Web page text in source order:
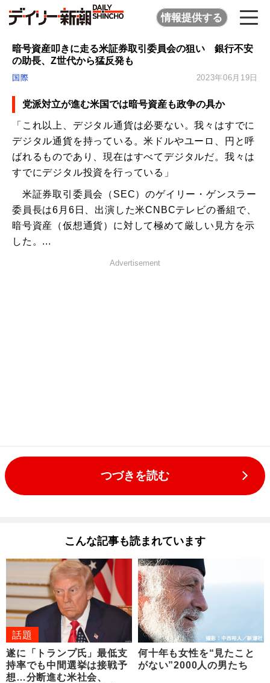
情報提供する
暗号資産叩きに走る米証券取引委員会の狙い 銀行不安
の助長、Z世代から猛反発も
国際 2023年06月19日
党派対立が進む米国では暗号資産も政争の具か
「これ以上、デジタル通貨は必要ない。我々はすでに
デジタル通貨を持っている。米ドルやユーロ、円と呼
ばれるものであり、現在はすべてデジタルだ。我々は
すでにデジタル投資を行っている」
米証券取引委員会（SEC）のゲイリー・ゲンスラー
委員長は6月6日、出演した米CNBCテレビの番組で、
暗号資産（仮想通貨）に対して極めて厳しい見方を示
した。...
Advertisement
つづきを読む
こんな記事も読まれています
話題
遂に「トランプ氏」最低支
持率でも中間選挙は接戦予
想…分断進む米社会、
何十年も女性を“見たこと
がない”2000人の男たち